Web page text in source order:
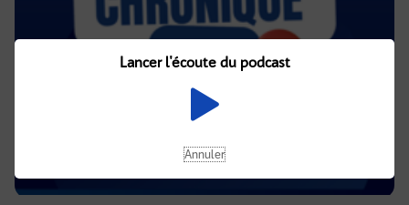
Lancer l'écoute du podcast
Annuler